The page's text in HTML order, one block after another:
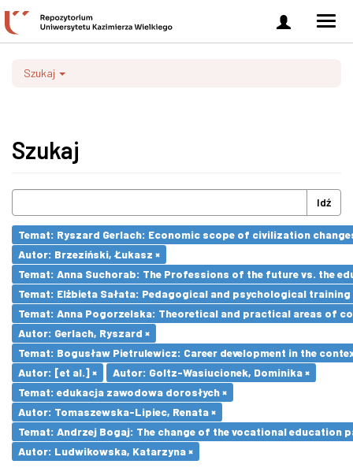
Zaloguj
się
Szukaj
Szukaj
Idź
Temat: Ryszard Gerlach: Economic scope of civilization
Autor: Brzeziński, Łukasz ×
Temat: Anna Suchorab: The Professions of the future vs. the
Temat: Elżbieta Sałata: Pedagogical and psychological
Temat: Anna Pogorzelska: Theoretical and practical areas of
Autor: Gerlach, Ryszard ×
Temat: Bogusław Pietrulewicz: Career development in the
Autor: [et al.] ×
Autor: Goltz-Wasiucionek, Dominika ×
Temat: edukacja zawodowa dorosłych ×
Autor: Tomaszewska-Lipiec, Renata ×
Temat: Andrzej Bogaj: The change of the vocational education
Autor: Ludwikowska, Katarzyna ×